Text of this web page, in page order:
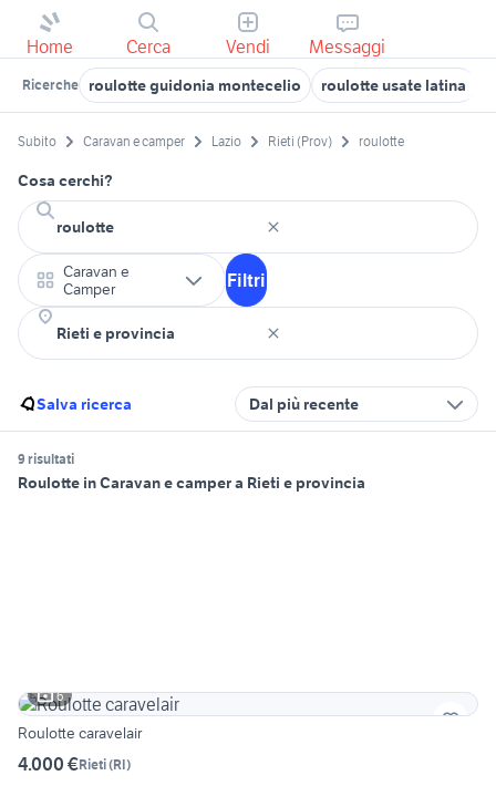
Home Cerca Vendi Messaggi
Ricerche roulotte guidonia montecelio roulotte usate latina
Subito Caravan e camper Lazio Rieti (Prov) roulotte
Cosa cerchi?
Caravan e
Camper
Filtri
Salva ricerca Dal più recente
9 risultati
Roulotte in Caravan e camper a Rieti e provincia
6
Roulotte caravelair
4.000 €Rieti(RI)